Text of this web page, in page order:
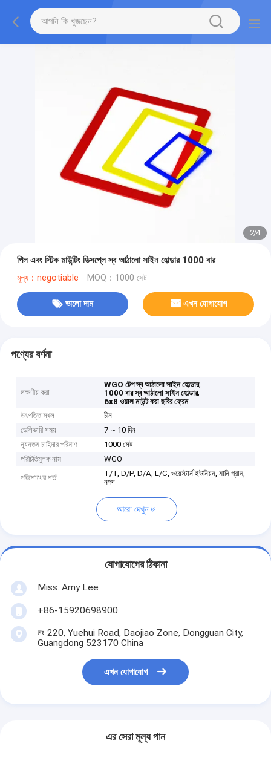
2/4
পিল এবং স্টিক মাউন্টিং ডিসপ্লে স্ব আঠালো সাইন হোল্ডার 1000 বার
মূল্য：negotiable MOQ：1000 সেট
ভালো দাম এখন যোগাযোগ
পণ্যের বর্ণনা
লক্ষণীয় করা
WGO টেপ স্ব আঠালো সাইন হোল্ডার,
1000 বার স্ব আঠালো সাইন হোল্ডার,
6x8 ওয়াল মাউন্ট করা ছবির ফ্রেম
উৎপত্তি স্থল
চীন
ডেলিভারি সময়
7 ~ 10 দিন
ন্যূনতম চাহিদার পরিমাণ
1000 সেট
পরিচিতিমুলক নাম
WGO
পরিশোধের শর্ত
T/T, D/P, D/A, L/C, ওয়েস্টার্ন ইউনিয়ন, মানি গ্রাম,
নগদ
আরো দেখুন
যোগাযোগের ঠিকানা
Miss. Amy Lee
+86-15920698900
নং 220, Yuehui Road, Daojiao Zone, Dongguan City,
Guangdong 523170 China
এখন যোগাযোগ
এর সেরা মূল্য পান